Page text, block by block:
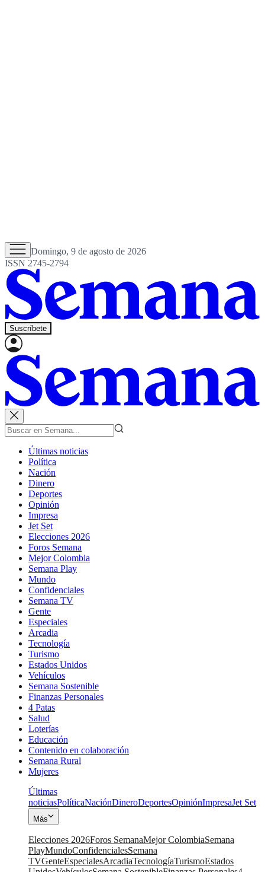
Domingo, 9 de agosto de 2026
ISSN 2745-2794
Suscríbete
Últimas noticias
Política
Nación
Dinero
Deportes
Opinión
Impresa
Jet Set
Elecciones 2026
Foros Semana
Mejor Colombia
Semana Play
Mundo
Confidenciales
Semana TV
Gente
Especiales
Arcadia
Tecnología
Turismo
Estados Unidos
Vehículos
Semana Sostenible
Finanzas Personales
4 Patas
Salud
Loterías
Educación
Contenido en colaboración
Semana Rural
Mujeres
Últimas
noticiasPolíticaNaciónDineroDeportesOpiniónImpresaJet Set
Más
Elecciones 2026Foros SemanaMejor ColombiaSemana
PlayMundoConfidencialesSemana
TVGenteEspecialesArcadiaTecnologíaTurismoEstados